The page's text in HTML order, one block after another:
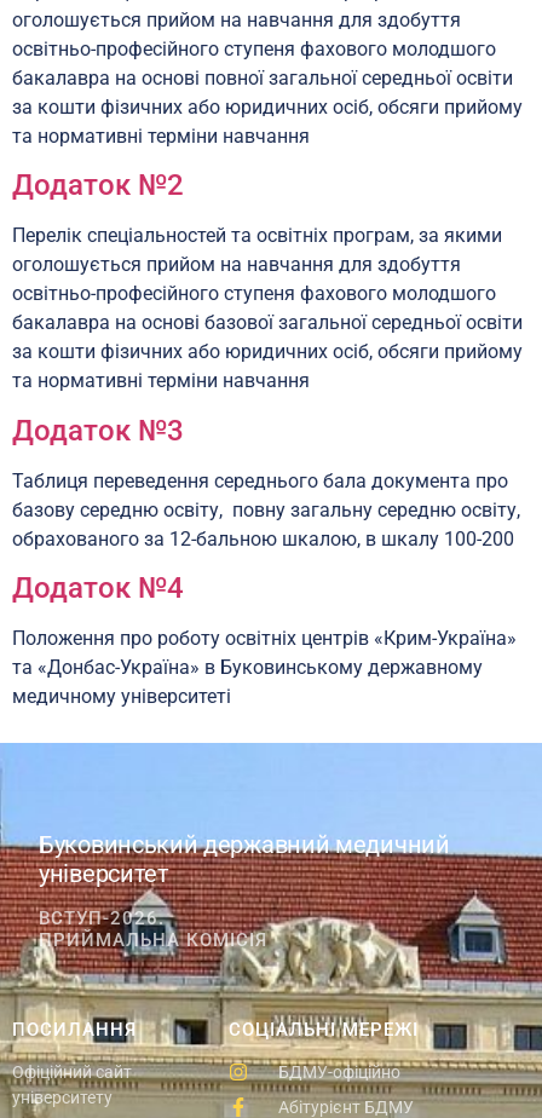
оголошується прийом на навчання для здобуття
освітньо-професійного ступеня фахового молодшого
бакалавра на основі повної загальної середньої освіти
за кошти фізичних або юридичних осіб, обсяги прийому
та нормативні терміни навчання
Додаток №2
Перелік спеціальностей та освітніх програм, за якими
оголошується прийом на навчання для здобуття
освітньо-професійного ступеня фахового молодшого
бакалавра на основі базової загальної середньої освіти
за кошти фізичних або юридичних осіб, обсяги прийому
та нормативні терміни навчання
Додаток №3
Таблиця переведення середнього бала документа про
базову середню освіту, повну загальну середню освіту,
обрахованого за 12-бальною шкалою, в шкалу 100-200
Додаток №4
Положення про роботу освітніх центрів «Крим-Україна»
та «Донбас-Україна» в Буковинському державному
медичному університеті
СОЦІАЛЬНІ МЕРЕЖІ
БДМУ-офіційно
Абітурієнт БДМУ
ПОСИЛАННЯ
Офіційний сайт
університету
Буковинський державний медичний
університет
ВСТУП-2026.
ПРИЙМАЛЬНА КОМІСІЯ